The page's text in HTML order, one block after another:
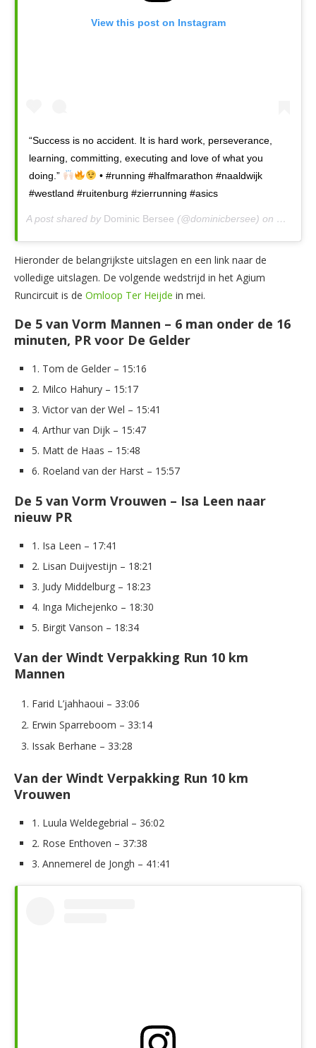
View this post on Instagram
“Success is no accident. It is hard work, perseverance,
learning, committing, executing and love of what you
doing.”
• #running #halfmarathon #naaldwijk
#westland #ruitenburg #zierrunning #asics
A post shared by Dominic Bersee (@dominicbersee) on Mar 23,
Hieronder de belangrijkste uitslagen en een link naar de
volledige uitslagen. De volgende wedstrijd in het Agium
Runcircuit is de Omloop Ter Heijde in mei.
De 5 van Vorm Mannen – 6 man onder de 16
minuten, PR voor De Gelder
1. Tom de Gelder – 15:16
2. Milco Hahury – 15:17
3. Victor van der Wel – 15:41
4. Arthur van Dijk – 15:47
5. Matt de Haas – 15:48
6. Roeland van der Harst – 15:57
De 5 van Vorm Vrouwen – Isa Leen naar
nieuw PR
1. Isa Leen – 17:41
2. Lisan Duijvestijn – 18:21
3. Judy Middelburg – 18:23
4. Inga Michejenko – 18:30
5. Birgit Vanson – 18:34
Van der Windt Verpakking Run 10 km
Mannen
Farid L’jahhaoui – 33:06
Erwin Sparreboom – 33:14
Issak Berhane – 33:28
Van der Windt Verpakking Run 10 km
Vrouwen
1. Luula Weldegebrial – 36:02
2. Rose Enthoven – 37:38
3. Annemerel de Jongh – 41:41